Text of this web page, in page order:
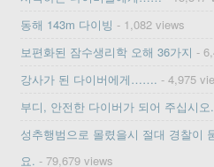
동해 143m 다이빙 - 1,082 views
보편화된 잠수생리학 오해 36가지 -
강사가 된 다이버에게……. - 4,975
부디, 안전한 다이버가 되어 주십시오.
성추행범으로 몰렸을시 절대 경찰이
요. - 79,679 views